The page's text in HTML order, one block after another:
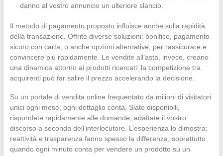
danno al vostro annuncio un ulteriore slancio.
Il metodo di pagamento proposto influisce anche sulla rapidità
della transazione. Offrite diverse soluzioni: bonifico, pagamento
sicuro con carta, o anche opzioni alternative, per rassicurare e
convincere più rapidamente. Le vendite all’asta, invece, creano
una dinamica attorno ai prodotti ricercati: la competizione tra
acquirenti può far salire il prezzo accelerando la decisione.
Su un portale di vendita online frequentato da milioni di visitatori
unici ogni mese, ogni dettaglio conta. Siate disponibili,
rispondete rapidamente alle domande, adattate il vostro
discorso a seconda dell’interlocutore. L’esperienza lo dimostra:
reattività e trasparenza fanno spesso la differenza, soprattutto
quando ogni minuto conta per vendere un prodotto su un